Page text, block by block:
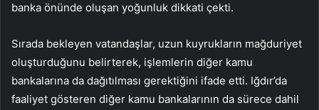
banka önünde oluşan yoğunluk dikkati çekti.
Sırada bekleyen vatandaşlar, uzun kuyrukların mağduriyet
oluşturduğunu belirterek, işlemlerin diğer kamu
bankalarına da dağıtılması gerektiğini ifade etti. Iğdır’da
faaliyet gösteren diğer kamu bankalarının da sürece dahil